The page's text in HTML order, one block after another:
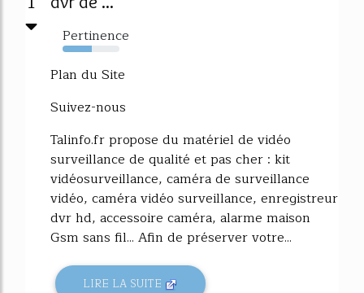
Pertinence
51%
Plan du Site
Suivez-nous
Talinfo.fr propose du matériel de vidéo
surveillance de qualité et pas cher : kit
vidéosurveillance, caméra de surveillance
vidéo, caméra vidéo surveillance, enregistreur
dvr hd, accessoire caméra, alarme maison
Gsm sans fil... Afin de préserver votre...
LIRE LA SUITE